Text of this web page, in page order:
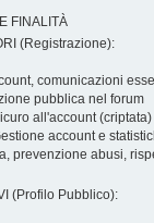
FINALITÀ
(Registrazione):
comunicazioni
pubblica nel forum
all'account (criptata)
account e
prevenzione abusi,
(Profilo Pubblico):